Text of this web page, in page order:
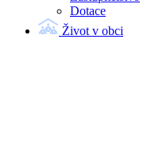
Dotace
Život v obci